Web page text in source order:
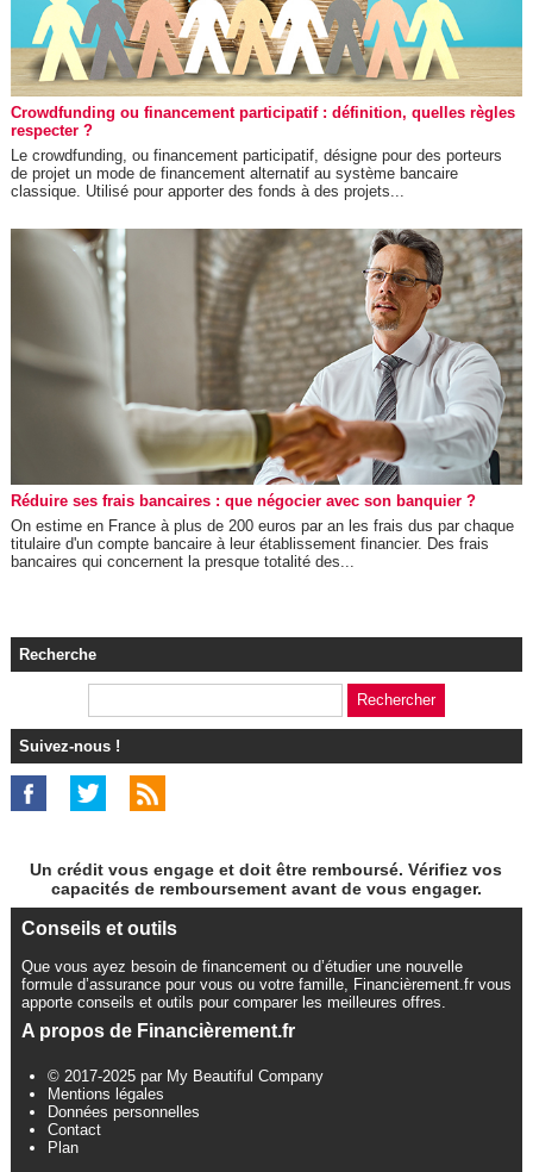
Crowdfunding ou financement participatif : définition, quelles règles
respecter ?
Le crowdfunding, ou financement participatif, désigne pour des porteurs
de projet un mode de financement alternatif au système bancaire
classique. Utilisé pour apporter des fonds à des projets...
Réduire ses frais bancaires : que négocier avec son banquier ?
On estime en France à plus de 200 euros par an les frais dus par chaque
titulaire d'un compte bancaire à leur établissement financier. Des frais
bancaires qui concernent la presque totalité des...
Recherche
Suivez-nous !
Un crédit vous engage et doit être remboursé. Vérifiez vos
capacités de remboursement avant de vous engager.
Conseils et outils
Que vous ayez besoin de financement ou d’étudier une nouvelle
formule d’assurance pour vous ou votre famille, Financièrement.fr vous
apporte conseils et outils pour comparer les meilleures offres.
A propos de Financièrement.fr
© 2017-2025 par My Beautiful Company
Mentions légales
Données personnelles
Contact
Plan